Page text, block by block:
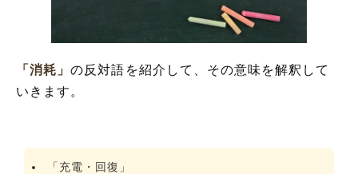
「消耗」の反対語を紹介して、その意味を解釈して
いきます。
「充電・回復」